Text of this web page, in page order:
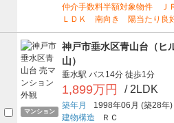
仲介手数料半額対象物件 Ｊ
ＬＤＫ 南向き 陽当たり
マンション
神戸市垂水区青山台（ヒ
山）
垂水駅 バス14分 徒歩1分
1,899万円 / 2LDK
築年月 1998年06月 (築28年)
建物構造
ＲＣ